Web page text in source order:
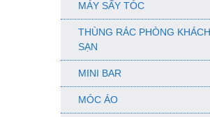
MÁY SẤY TÓC
THÙNG RÁC PHÒNG KHÁCH
SẠN
MINI BAR
MÓC ÁO